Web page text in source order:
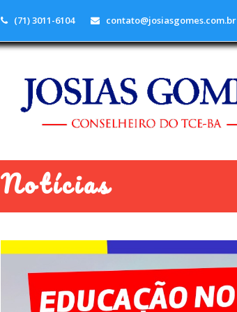
(71) 3011-6104 contato@josiasgomes.com.br
Notícias